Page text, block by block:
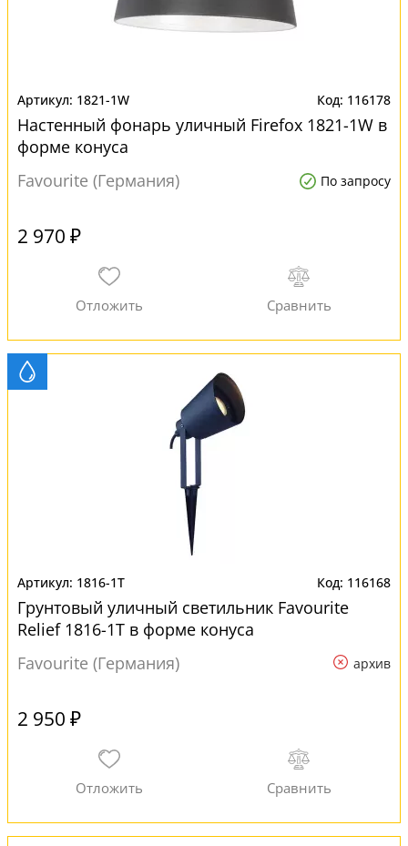
1821-1W 116178
Настенный фонарь уличный Firefox 1821-1W в
форме конуса
Favourite (Германия)
По запросу
2 970 ₽
1816-1T 116168
Грунтовый уличный светильник Favourite
Relief 1816-1T в форме конуса
Favourite (Германия)
архив
2 950 ₽